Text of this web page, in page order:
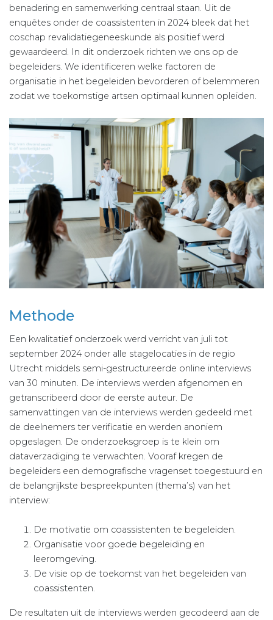
benadering en samenwerking centraal staan. Uit de
enquêtes onder de coassistenten in 2024 bleek dat het
coschap revalidatiegeneeskunde als positief werd
gewaardeerd. In dit onderzoek richten we ons op de
begeleiders. We identificeren welke factoren de
organisatie in het begeleiden bevorderen of belemmeren
zodat we toekomstige artsen optimaal kunnen opleiden.
Methode
Een kwalitatief onderzoek werd verricht van juli tot
september 2024 onder alle stagelocaties in de regio
Utrecht middels semi-gestructureerde online interviews
van 30 minuten. De interviews werden afgenomen en
getranscribeerd door de eerste auteur. De
samenvattingen van de interviews werden gedeeld met
de deelnemers ter verificatie en werden anoniem
opgeslagen. De onderzoeksgroep is te klein om
dataverzadiging te verwachten. Vooraf kregen de
begeleiders een demografische vragenset toegestuurd en
de belangrijkste bespreekpunten (thema’s) van het
interview:
De motivatie om coassistenten te begeleiden.
Organisatie voor goede begeleiding en
leeromgeving.
De visie op de toekomst van het begeleiden van
coassistenten.
De resultaten uit de interviews werden gecodeerd aan de